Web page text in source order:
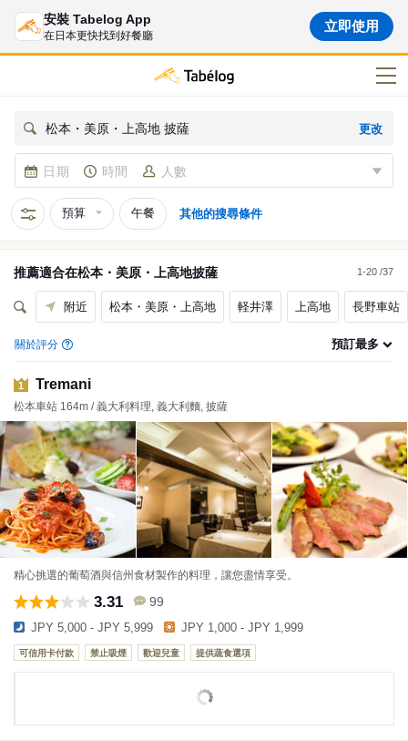
安裝 Tabelog App
在日本更快找到好餐廳
立即使用
松本・美原・上高地 披薩 更改
日期 時間 人數
預算 午餐 其他的搜尋條件
推薦適合在松本・美原・上高地披薩 1-20 /37
附近 松本・美原・上高地 軽井澤 上高地 長野車站
關於評分 預訂最多
1 Tremani
松本車站 164m / 義大利料理, 義大利麵, 披薩
精心挑選的葡萄酒與信州食材製作的料理，讓您盡情享受。
3.31 99
JPY 5,000 - JPY 5,999 JPY 1,000 - JPY 1,999
可信用卡付款 禁止吸煙 歡迎兒童 提供蔬食選項